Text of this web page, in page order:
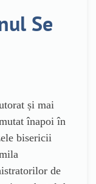
Se
și mai
înapoi în
bisericii
de